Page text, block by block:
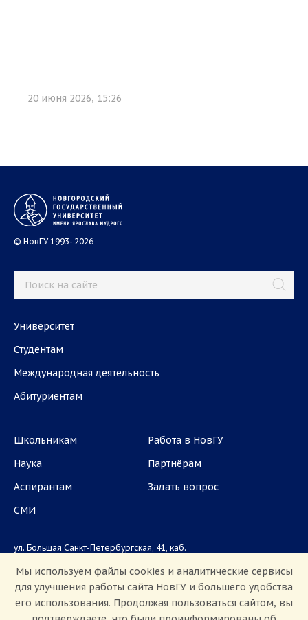
20 июня 2026, 15:26
© НовГУ 1993- 2026
Университет
Студентам
Международная деятельность
Абитуриентам
Школьникам
Наука
Аспирантам
СМИ
Работа в НовГУ
Партнёрам
Задать вопрос
ул. Большая Санкт-Петербургская, 41, каб.
Приемная комиссия: +7(8162)33-20-44
Мы используем файлы cookies и аналитические сервисы
для улучшения работы сайта НовГУ и большего удобства
его использования. Продолжая пользоваться сайтом, вы